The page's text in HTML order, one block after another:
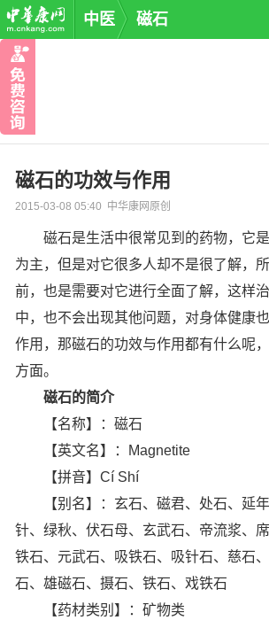
中医 磁石
磁石的功效与作用
2015-03-08 05:40 中华康网原创
磁石是生活中很常见到的药物，它是
为主，但是对它很多人却不是很了解，
前，也是需要对它进行全面了解，这样
中，也不会出现其他问题，对身体健康
作用，那磁石的功效与作用都有什么呢
方面。
磁石的简介
【名称】：磁石
【英文名】：Magnetite
【拼音】Cí Shí
【别名】：玄石、磁君、处石、延年
针、绿秋、伏石母、玄武石、帝流浆、
铁石、元武石、吸铁石、吸针石、慈石
石、雄磁石、摄石、铁石、戏铁石
【药材类别】：矿物类